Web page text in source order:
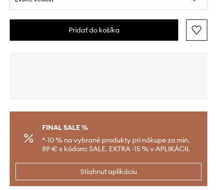
Pridať do košíka
FINAL SALE %
*-10 % na vybrané produkty pri nákupe za min.
89 € s kódom: SALE. EXTRA -15 % v APLIKÁCII.
Stiahnuť aplikáciu